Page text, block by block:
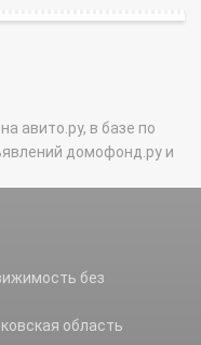
авито.ру, в базе по
домофонд.ру и
без
область